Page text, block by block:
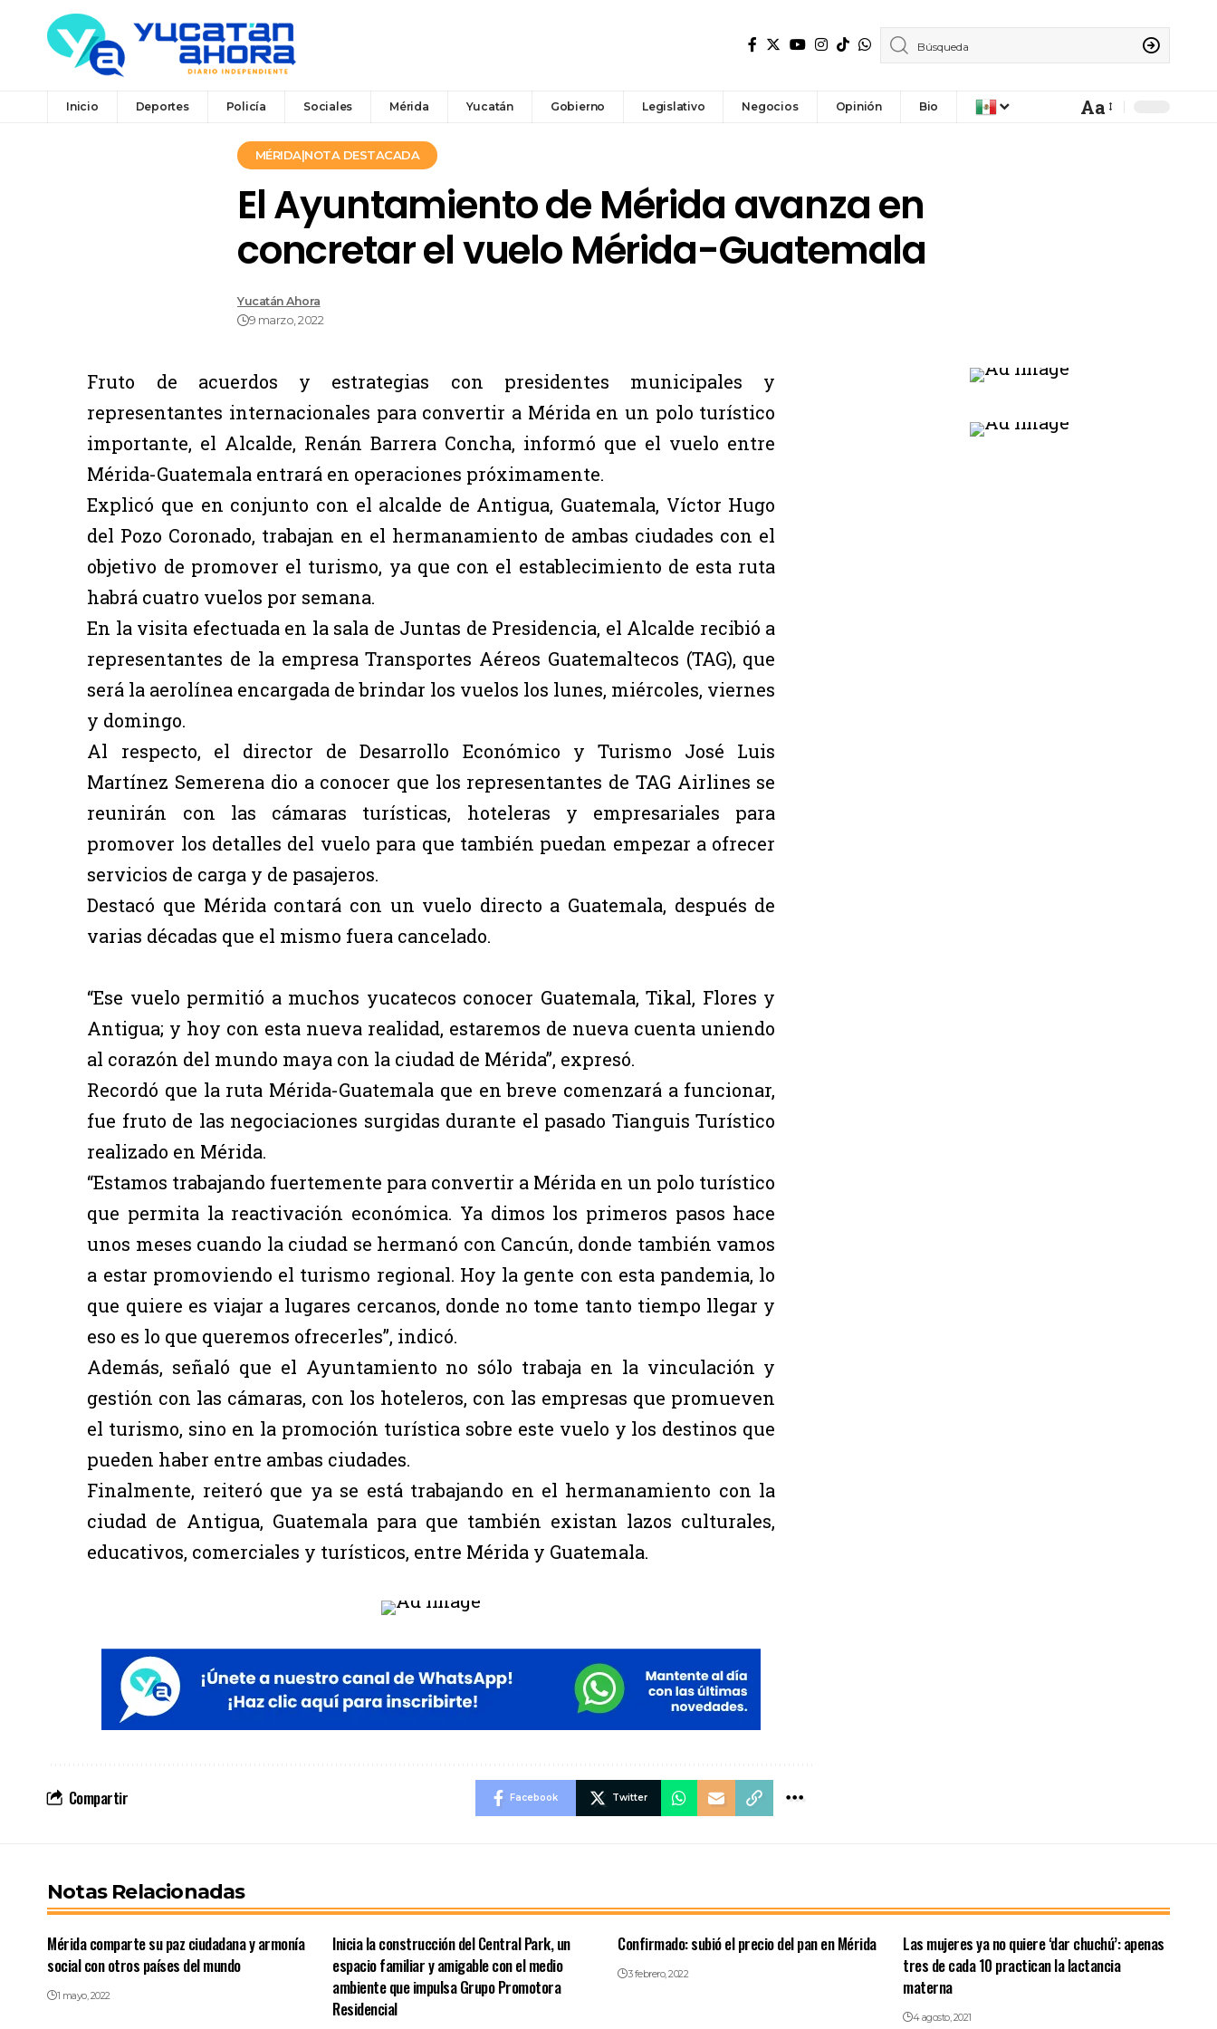
Inicio Deportes Policía Sociales Mérida Yucatán Gobierno Legislativo Negocios Opinión Bio Aa
MÉRIDA|NOTA DESTACADA
El Ayuntamiento de Mérida avanza en
concretar el vuelo Mérida-Guatemala
Yucatán Ahora
9 marzo, 2022
Fruto de acuerdos y estrategias con presidentes municipales y
representantes internacionales para convertir a Mérida en un polo turístico
importante, el Alcalde, Renán Barrera Concha, informó que el vuelo entre
Mérida-Guatemala entrará en operaciones próximamente.
Explicó que en conjunto con el alcalde de Antigua, Guatemala, Víctor Hugo
del Pozo Coronado, trabajan en el hermanamiento de ambas ciudades con el
objetivo de promover el turismo, ya que con el establecimiento de esta ruta
habrá cuatro vuelos por semana.
En la visita efectuada en la sala de Juntas de Presidencia, el Alcalde recibió a
representantes de la empresa Transportes Aéreos Guatemaltecos (TAG), que
será la aerolínea encargada de brindar los vuelos los lunes, miércoles, viernes
y domingo.
Al respecto, el director de Desarrollo Económico y Turismo José Luis
Martínez Semerena dio a conocer que los representantes de TAG Airlines se
reunirán con las cámaras turísticas, hoteleras y empresariales para
promover los detalles del vuelo para que también puedan empezar a ofrecer
servicios de carga y de pasajeros.
Destacó que Mérida contará con un vuelo directo a Guatemala, después de
varias décadas que el mismo fuera cancelado.
“Ese vuelo permitió a muchos yucatecos conocer Guatemala, Tikal, Flores y
Antigua; y hoy con esta nueva realidad, estaremos de nueva cuenta uniendo
al corazón del mundo maya con la ciudad de Mérida”, expresó.
Recordó que la ruta Mérida-Guatemala que en breve comenzará a funcionar,
fue fruto de las negociaciones surgidas durante el pasado Tianguis Turístico
realizado en Mérida.
“Estamos trabajando fuertemente para convertir a Mérida en un polo turístico
que permita la reactivación económica. Ya dimos los primeros pasos hace
unos meses cuando la ciudad se hermanó con Cancún, donde también vamos
a estar promoviendo el turismo regional. Hoy la gente con esta pandemia, lo
que quiere es viajar a lugares cercanos, donde no tome tanto tiempo llegar y
eso es lo que queremos ofrecerles”, indicó.
Además, señaló que el Ayuntamiento no sólo trabaja en la vinculación y
gestión con las cámaras, con los hoteleros, con las empresas que promueven
el turismo, sino en la promoción turística sobre este vuelo y los destinos que
pueden haber entre ambas ciudades.
Finalmente, reiteró que ya se está trabajando en el hermanamiento con la
ciudad de Antigua, Guatemala para que también existan lazos culturales,
educativos, comerciales y turísticos, entre Mérida y Guatemala.
Compartir Facebook Twitter
Notas Relacionadas
Mérida comparte su paz ciudadana y armonía
social con otros países del mundo
1 mayo, 2022
Inicia la construcción del Central Park, un
espacio familiar y amigable con el medio
ambiente que impulsa Grupo Promotora
Residencial
Confirmado: subió el precio del pan en Mérida
3 febrero, 2022
Las mujeres ya no quiere ‘dar chuchú’: apenas
tres de cada 10 practican la lactancia
materna
4 agosto, 2021